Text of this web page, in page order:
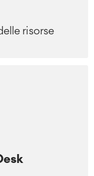
risorse